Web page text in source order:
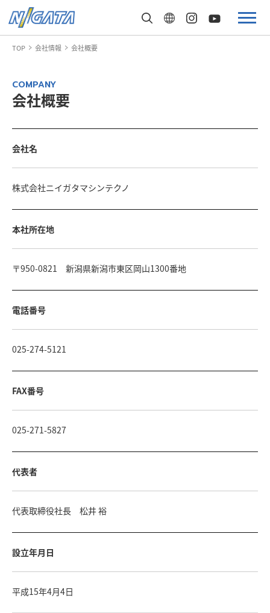
TOP 会社情報 会社概要
会社概要
会社名
株式会社ニイガタマシンテクノ
本社所在地
〒950-0821 新潟県新潟市東区岡山1300番地
電話番号
025-274-5121
FAX番号
025-271-5827
代表者
代表取締役社長 松井 裕
設立年月日
平成15年4月4日